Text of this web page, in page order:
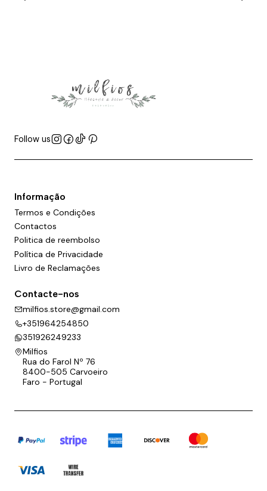
Follow us
Informação
Termos e Condições
Contactos
Politica de reembolso
Política de Privacidade
Livro de Reclamações
Contacte-nos
milfios.store@gmail.com
+351964254850
351926249233
Milfios
Rua do Farol Nº 76
8400-505 Carvoeiro
Faro - Portugal